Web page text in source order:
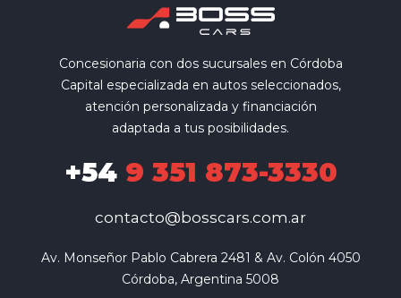
Concesionaria con dos sucursales en Córdoba
Capital especializada en autos seleccionados,
atención personalizada y financiación
adaptada a tus posibilidades.
+549 351 873-3330
contacto@bosscars.com.ar
Av. Monseñor Pablo Cabrera 2481 & Av. Colón 4050
Córdoba, Argentina 5008